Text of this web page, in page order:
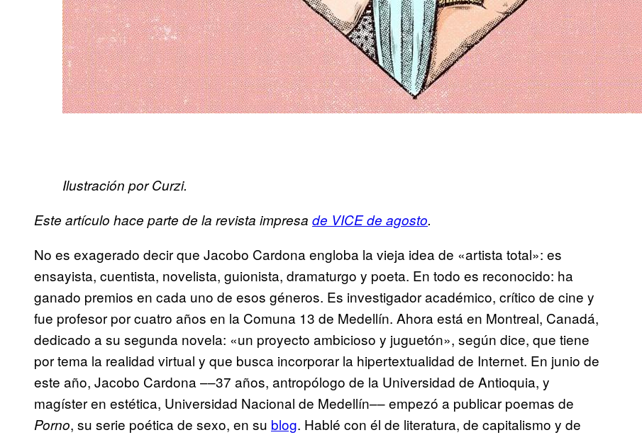
Ilustración por Curzi.
Este artículo hace parte de la revista impresa de VICE de agosto.
No es exagerado decir que Jacobo Cardona engloba la vieja idea de «artista total»: es
ensayista, cuentista, novelista, guionista, dramaturgo y poeta. En todo es reconocido: ha
ganado premios en cada uno de esos géneros. Es investigador académico, crítico de cine y
fue profesor por cuatro años en la Comuna 13 de Medellín. Ahora está en Montreal, Canadá,
dedicado a su segunda novela: «un proyecto ambicioso y juguetón», según dice, que tiene
por tema la realidad virtual y que busca incorporar la hipertextualidad de Internet. En junio de
este año, Jacobo Cardona ––37 años, antropólogo de la Universidad de Antioquia, y
magíster en estética, Universidad Nacional de Medellín–– empezó a publicar poemas de
Porno, su serie poética de sexo, en su blog. Hablé con él de literatura, de capitalismo y de